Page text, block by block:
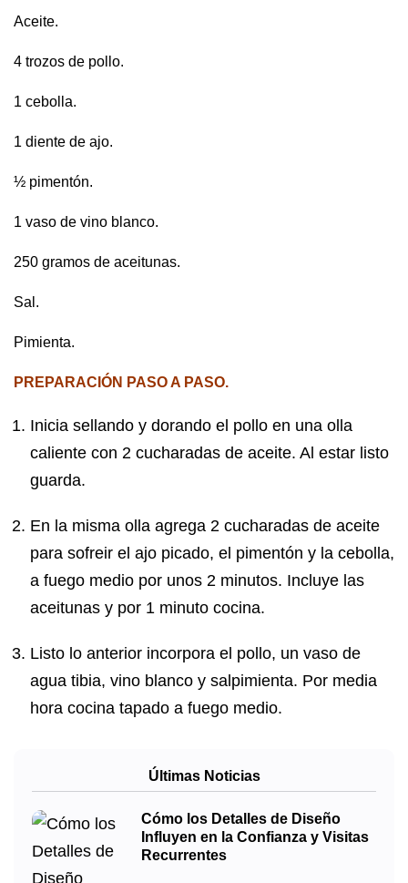
Aceite.
4 trozos de pollo.
1 cebolla.
1 diente de ajo.
½ pimentón.
1 vaso de vino blanco.
250 gramos de aceitunas.
Sal.
Pimienta.
PREPARACIÓN PASO A PASO.
Inicia sellando y dorando el pollo en una olla
caliente con 2 cucharadas de aceite. Al estar listo
guarda.
En la misma olla agrega 2 cucharadas de aceite
para sofreir el ajo picado, el pimentón y la cebolla,
a fuego medio por unos 2 minutos. Incluye las
aceitunas y por 1 minuto cocina.
Listo lo anterior incorpora el pollo, un vaso de
agua tibia, vino blanco y salpimienta. Por media
hora cocina tapado a fuego medio.
Últimas Noticias
Cómo los Detalles de Diseño
Influyen en la Confianza y Visitas
Recurrentes